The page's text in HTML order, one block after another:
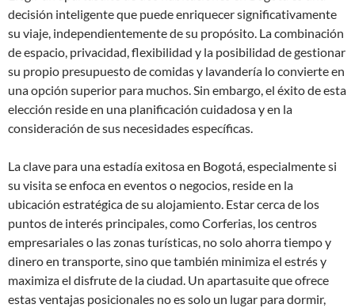
decisión inteligente que puede enriquecer significativamente
su viaje, independientemente de su propósito. La combinación
de espacio, privacidad, flexibilidad y la posibilidad de gestionar
su propio presupuesto de comidas y lavandería lo convierte en
una opción superior para muchos. Sin embargo, el éxito de esta
elección reside en una planificación cuidadosa y en la
consideración de sus necesidades específicas.
La clave para una estadía exitosa en Bogotá, especialmente si
su visita se enfoca en eventos o negocios, reside en la
ubicación estratégica de su alojamiento. Estar cerca de los
puntos de interés principales, como Corferias, los centros
empresariales o las zonas turísticas, no solo ahorra tiempo y
dinero en transporte, sino que también minimiza el estrés y
maximiza el disfrute de la ciudad. Un apartasuite que ofrece
estas ventajas posicionales no es solo un lugar para dormir,